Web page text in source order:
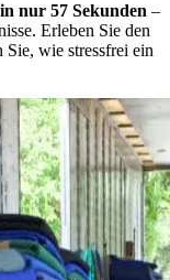
nur 57 Sekunden –
Erleben Sie den
wie stressfrei ein